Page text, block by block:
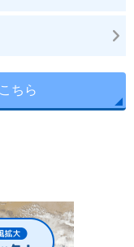
ちら